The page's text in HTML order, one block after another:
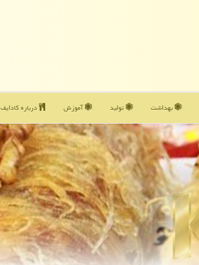
بهداشت تولید آموزش درباره كادایف